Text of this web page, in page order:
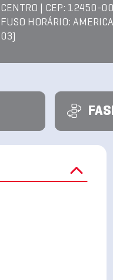
CENTRO | CEP: 12450-
FUSO HORÁRIO:
03)